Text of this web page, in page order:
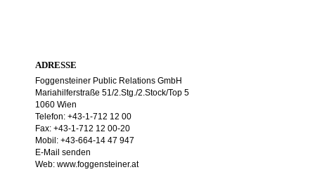
ADRESSE
Foggensteiner Public Relations GmbH
Mariahilferstraße 51/2.Stg./2.Stock/Top 5
1060 Wien
Telefon: +43-1-712 12 00
Fax: +43-1-712 12 00-20
Mobil: +43-664-14 47 947
E-Mail senden
Web:www.foggensteiner.at